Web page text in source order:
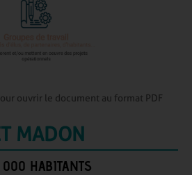
ouvrir le document au format PDF
MADON
000 HABITANTS